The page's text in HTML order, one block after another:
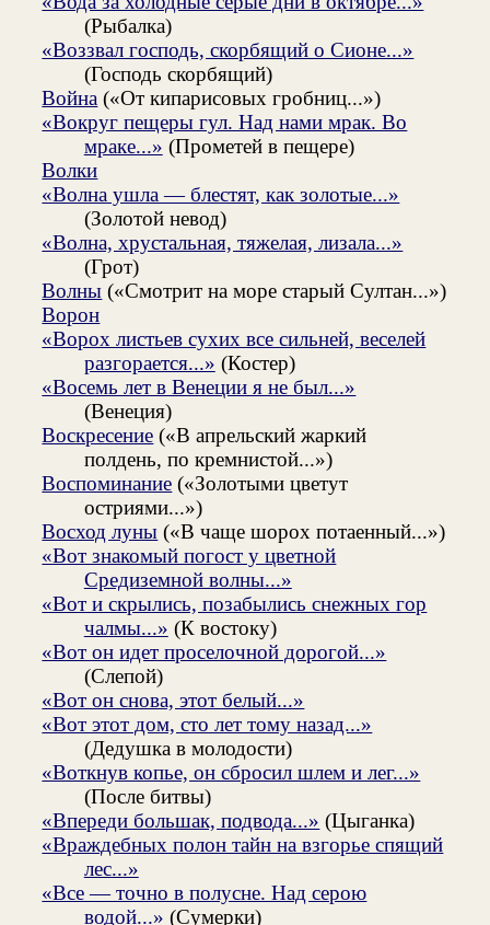
(Рыбалка)
«Воззвал господь, скорбящий о Сионе...»
(Господь скорбящий)
Война («От кипарисовых гробниц...»)
«Вокруг пещеры гул. Над нами мрак. Во
мраке...» (Прометей в пещере)
Волки
«Волна ушла — блестят, как золотые...»
(Золотой невод)
«Волна, хрустальная, тяжелая, лизала...»
(Грот)
Волны («Смотрит на море старый Султан...»)
Ворон
«Ворох листьев сухих все сильней, веселей
разгорается...» (Костер)
«Восемь лет в Венеции я не был...»
(Венеция)
Воскресение («В апрельский жаркий
полдень, по кремнистой...»)
Воспоминание («Золотыми цветут
остриями...»)
Восход луны («В чаще шорох потаенный...»)
«Вот знакомый погост у цветной
Средиземной волны...»
«Вот и скрылись, позабылись снежных гор
чалмы...» (К востоку)
«Вот он идет проселочной дорогой...»
(Слепой)
«Вот он снова, этот белый...»
«Вот этот дом, сто лет тому назад...»
(Дедушка в молодости)
«Воткнув копье, он сбросил шлем и лег...»
(После битвы)
«Впереди большак, подвода...» (Цыганка)
«Враждебных полон тайн на взгорье спящий
лес...»
«Все — точно в полусне. Над серою
водой...» (Сумерки)